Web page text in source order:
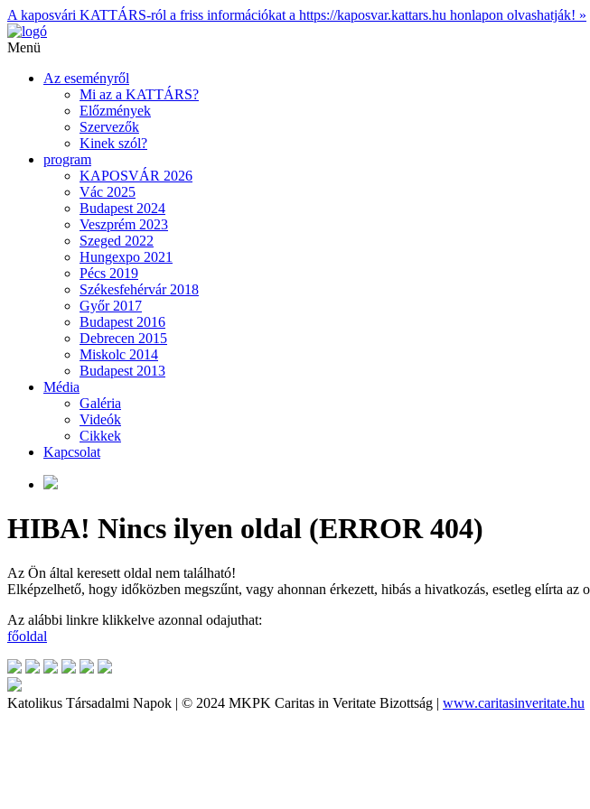
A kaposvári KATTÁRS-ról a friss információkat a https://kaposvar.kattars.hu honlapon olvashatják! »
Menü
Az eseményről
Mi az a KATTÁRS?
Előzmények
Szervezők
Kinek szól?
program
KAPOSVÁR 2026
Vác 2025
Budapest 2024
Veszprém 2023
Szeged 2022
Hungexpo 2021
Pécs 2019
Székesfehérvár 2018
Győr 2017
Budapest 2016
Debrecen 2015
Miskolc 2014
Budapest 2013
Média
Galéria
Videók
Cikkek
Kapcsolat
HIBA! Nincs ilyen oldal (ERROR 404)
Az Ön által keresett oldal nem található!
Elképzelhető, hogy időközben megszűnt, vagy ahonnan érkezett, hibás a hivatkozás, esetleg elírta
Az alábbi linkre klikkelve azonnal odajuthat:
főoldal
Katolikus Társadalmi Napok | © 2024 MKPK Caritas in Veritate Bizottság | www.caritasinveritate.hu